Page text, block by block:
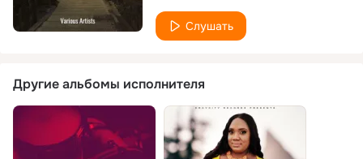
Слушать
Другие альбомы исполнителя